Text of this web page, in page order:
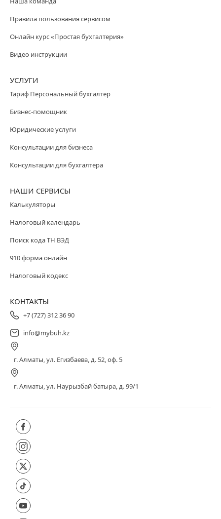
Правила пользования сервисом
Онлайн курс «Простая бухгалтерия»
Видео инструкции
УСЛУГИ
Тариф Персональный бухгалтер
Бизнес-помощник
Юридические услуги
Консультации для бизнеса
Консультации для бухгалтера
НАШИ СЕРВИСЫ
Калькуляторы
Налоговый календарь
Поиск кода ТН ВЭД
910 форма онлайн
Налоговый кодекс
КОНТАКТЫ
+7 (727) 312 36 90
info@mybuh.kz
г. Алматы, ул. Егизбаева, д. 52, оф. 5
г. Алматы, ул. Наурызбай батыра, д. 99/1